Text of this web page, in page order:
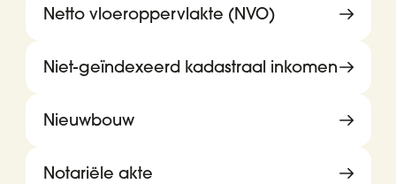
Netto vloeroppervlakte (NVO)
Niet-geïndexeerd kadastraal inkomen
Nieuwbouw
Notariële akte